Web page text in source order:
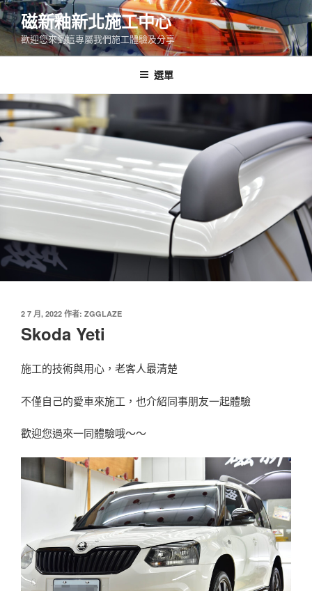
跳
至
主
要
容
磁新釉新北施工中心
歡迎您來到這專屬我們施工體驗及分享
選單
發
佈
於
2 7 月, 2022 作者: ZGGLAZE
Skoda Yeti
施工的技術與用心，老客人最清楚
不僅自己的愛車來施工，也介紹同事朋友一起體驗
歡迎您過來一同體驗哦～～